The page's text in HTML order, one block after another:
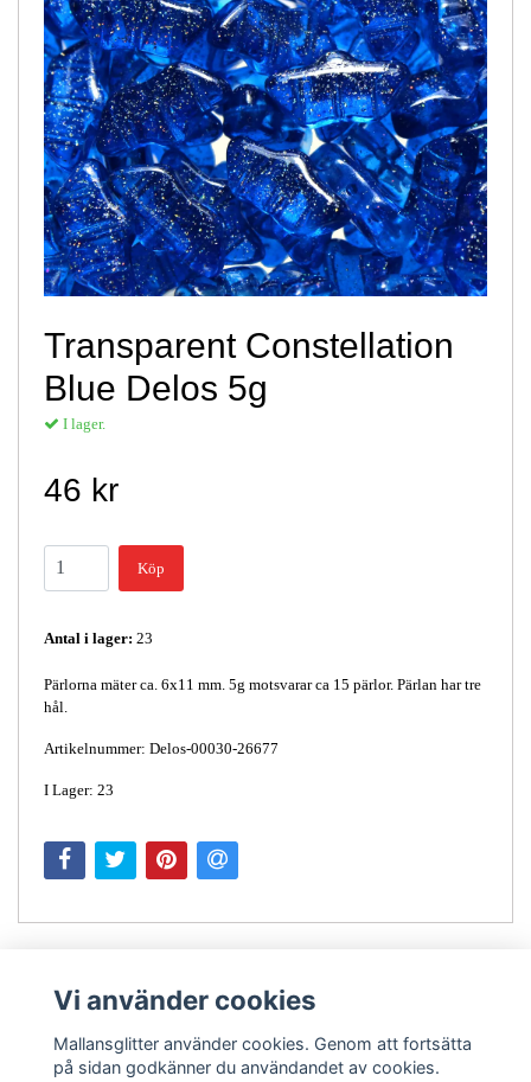
Transparent Constellation
Blue Delos 5g
I lager.
46 kr
Köp
Antal i lager: 23
Pärlorna mäter ca. 6x11 mm. 5g motsvarar ca 15 pärlor. Pärlan har tre
hål.
Artikelnummer: Delos-00030-26677
I Lager: 23
Vi använder cookies
Mallansglitter använder cookies. Genom att fortsätta
på sidan godkänner du användandet av cookies.